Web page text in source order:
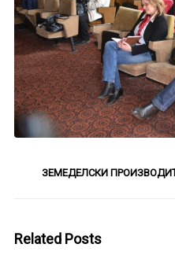
ЗЕМЕДЕЛСКИ
Related Posts